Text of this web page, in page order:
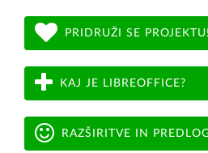
PRIDRUŽI SE PROJEKTU!
KAJ JE LIBREOFFICE?
RAZŠIRITVE IN